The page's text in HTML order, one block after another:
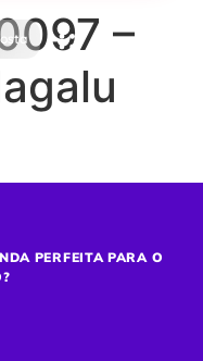
–
PERFEITA PARA O